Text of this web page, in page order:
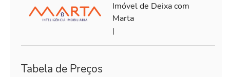
Imóvel de Deixa com
Marta
|
Tabela de Preços